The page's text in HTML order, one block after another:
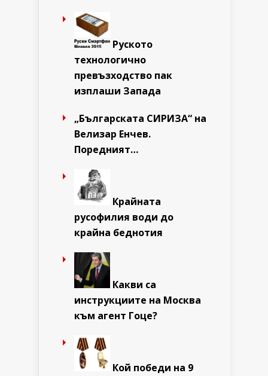
Руското
технологично
превъзходство пак
изплаши Запада
„Българската СИРИЗА“ на
Велизар Енчев.
Поредният…
Крайната
русофилия води до
крайна беднотия
Какви са
инструкциите на Москва
към агент Гоце?
Кой победи на 9